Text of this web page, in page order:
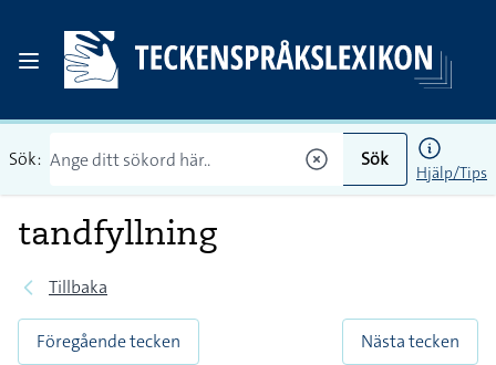
Sök: Sök
Hjälp/Tips
tandfyllning
Tillbaka
Föregående tecken
Nästa tecken